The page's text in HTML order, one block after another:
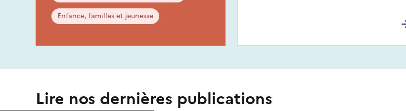
Enfance, familles et jeunesse
Lire nos dernières publications